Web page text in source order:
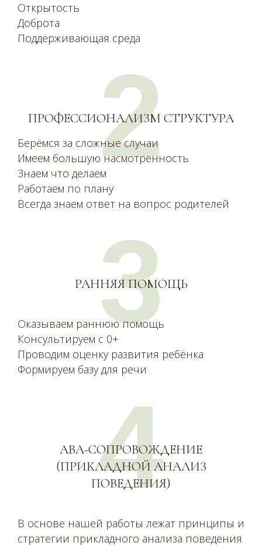
Открытость
Доброта
Поддерживающая среда
ПРОФЕССИОНАЛИЗМ СТРУКТУРА
Берёмся за сложные случаи
Имеем большую насмотренность
Знаем что делаем
Работаем по плану
Всегда знаем ответ на вопрос родителей
2
РАННЯЯ ПОМОЩЬ
Оказываем раннюю помощь
Консультируем с 0+
Проводим оценку развития ребёнка
Формируем базу для речи
3
АВА-СОПРОВОЖДЕНИЕ
(ПРИКЛАДНОЙ АНАЛИЗ
ПОВЕДЕНИЯ)
В основе нашей работы лежат принципы и
стратегии прикладного анализа поведения
4